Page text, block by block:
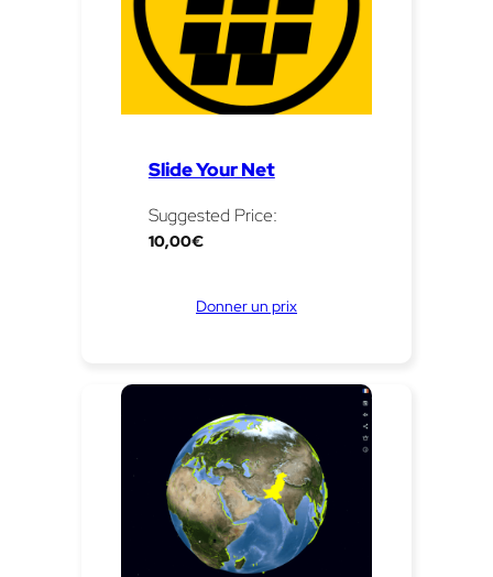
Slide Your Net
Suggested Price:
10,00€
Donner un prix